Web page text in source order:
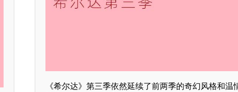
《希尔达》第三季依然延续了前两季的奇幻风格和